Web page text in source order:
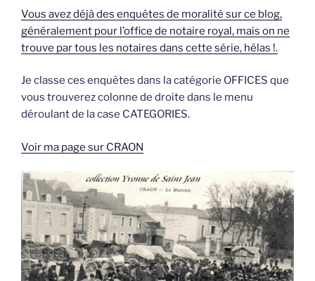
Vous avez déjà des enquêtes de moralité sur ce blog,
généralement pour l’office de notaire royal, mais on ne
trouve par tous les notaires dans cette série, hélas !.
Je classe ces enquêtes dans la catégorie OFFICES que
vous trouverez colonne de droite dans le menu
déroulant de la case CATEGORIES.
Voir ma page sur CRAON